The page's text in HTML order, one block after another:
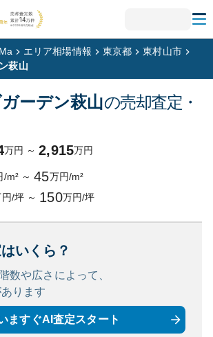
エリア相場情報 東京都
東村山市
萩山
ーデン萩山の売却査定・
万円 ～ 2,915万円
/m² ～ 45万円/m²
円/坪 ～ 150万円/坪
いくら？
数や広さによって、
ります
ますぐAI査定スタート